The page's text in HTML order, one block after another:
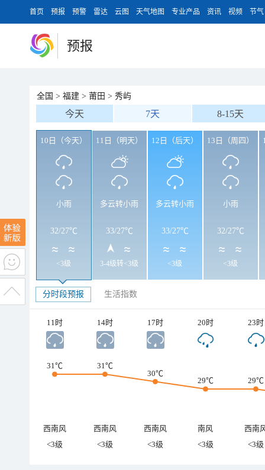
首页 预报 预警 雷达 云图 天气地图 专业产品 资讯 视频 节气
预报
全国 > 福建 > 莆田 > 秀屿
今天 7天 8-15天
10日（今天）
小雨
32/27℃
<3级
11日（明天）
多云转小雨
33/27℃
3-4级转<3级
12日（后天）
多云转小雨
33/27℃
<3级
13日（周四）
小雨
32/27℃
<3级
分时段预报 生活指数
11时 14时 17时 20时 23时
31℃
31℃
30℃
29℃
29℃
西南风 西南风 西南风 南风
西南
<3级
<3级 <3级 <3级 <3级